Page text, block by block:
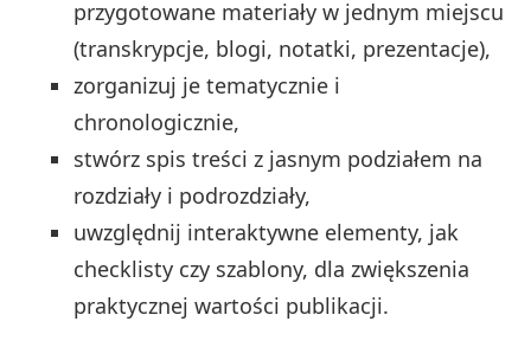
przygotowane materiały w jednym miejscu
(transkrypcje, blogi, notatki, prezentacje),
zorganizuj je tematycznie i
chronologicznie,
stwórz spis treści z jasnym podziałem na
rozdziały i podrozdziały,
uwzględnij interaktywne elementy, jak
checklisty czy szablony, dla zwiększenia
praktycznej wartości publikacji.